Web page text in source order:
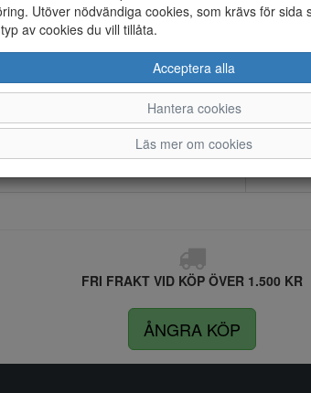
FRI FRAKT VID KÖP ÖVER 1.500 KR
ÅNGRA KÖP
Utöver nödvändiga cookies, som krävs för sida
av cookies du vill tillåta.
Acceptera alla
Hantera cookies
Läs mer om cookies